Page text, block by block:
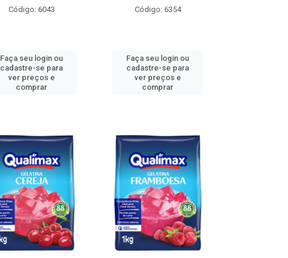
Código: 6043
Faça seu login ou
cadastre-se para
ver preços e
comprar
Código: 6354
Faça seu login ou
cadastre-se para
ver preços e
comprar